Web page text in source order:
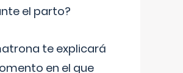
el parto?
te explicará
en el que